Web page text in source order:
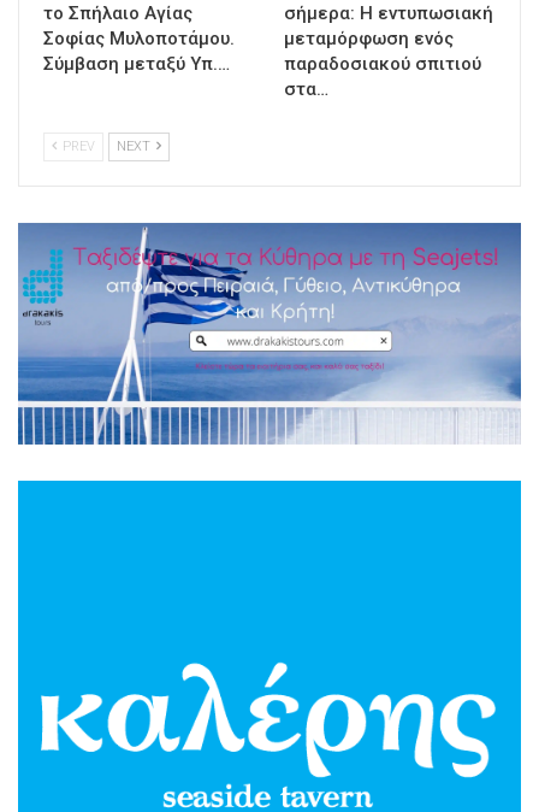
το Σπήλαιο Αγίας
Σοφίας Μυλοποτάμου.
Σύμβαση μεταξύ Υπ.…
σήμερα: Η εντυπωσιακή
μεταμόρφωση ενός
παραδοσιακού σπιτιού
στα…
PREV NEXT